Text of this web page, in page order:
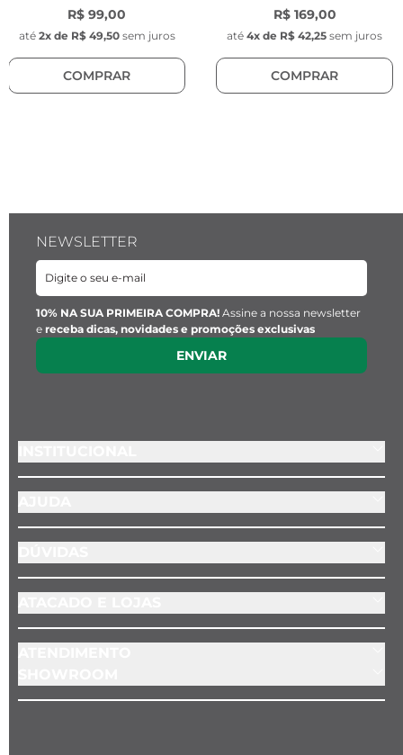
- Tarraxas arredondadas na cor dourada, com
7mm de espessura.
R$ 99,00
até 2x de R$ 49,50 sem juros
COMPRAR
R$ 169,00
até 4x de R$ 42,25 sem juros
COMPRAR
NEWSLETTER
10% NA SUA PRIMEIRA COMPRA! Assine a nossa newsletter
e receba dicas, novidades e promoções exclusivas
ENVIAR